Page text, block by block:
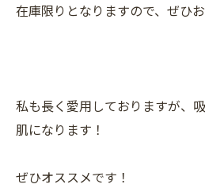
在庫限りとなりますので、ぜひ
私も長く愛用しておりますが、
肌になります！
ぜひオススメです！